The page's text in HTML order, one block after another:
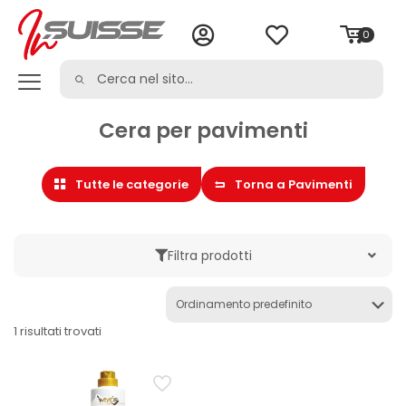
0
Cera per pavimenti
Tutte le categorie Torna a Pavimenti
Filtra prodotti
Cera per pavimenti
1 risultati trovati